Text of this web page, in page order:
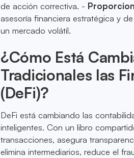
de acción correctiva. -
asesoría financiera estratégica y
un mercado volátil.
¿Cómo Está
Tradicionales las
(DeFi)?
DeFi está cambiando las
inteligentes. Con un libro
transacciones, asegura
elimina intermediarios, reduce el